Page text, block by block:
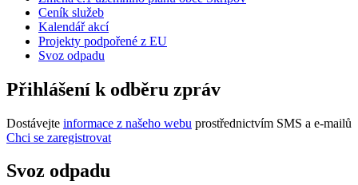
Ceník služeb
Kalendář akcí
Projekty podpořené z EU
Svoz odpadu
Přihlášení k odběru zpráv
Dostávejte informace z našeho webu prostřednictvím SMS a e-mailů
Chci se zaregistrovat
Svoz odpadu